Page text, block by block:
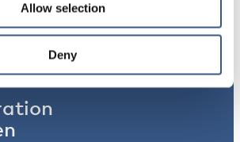
Allow selection
Deny